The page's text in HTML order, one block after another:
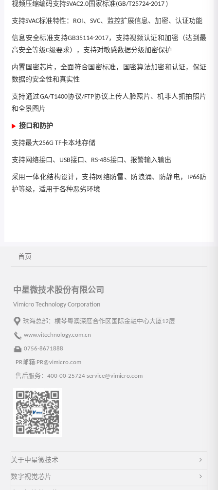
视频压缩编码支持SVAC2.0国家标准(GB/T25724-2017 )
支持SVAC标准特性：ROI、SVC、监控扩展信息、加密、认证功能
信息安全标准支持GB35114-2017，支持视频认证和加密（达到最
高安全等级C级要求），支持对敏感数据分级加密保护
内置国密芯片，全面符合国密标准，国密算法加密和认证，保证
数据的安全性和真实性
支持通过GA/T1400协议/FTP协议上传人脸照片、机非人抓拍照片
和全景图片
接口和防护
支持最大256G TF卡本地存储
支持网络接口、USB接口、RS-485接口、报警输入输出
采用一体化结构设计，支持网络防雷、防浪涌、防静电，IP66防
护等级，适用于各种恶劣环境
首页
中星微技术股份有限公司
Vimicro Technology Corporation
珠海总部：横琴粤澳深度合作区国际金融中心大厦12层
www.vitechnology.com.cn
0756-8671888
PR邮箱:PR@vimicro.com
售后服务：400-00-25724 service@vimicro.com
关于中星微技术
数字视觉芯片